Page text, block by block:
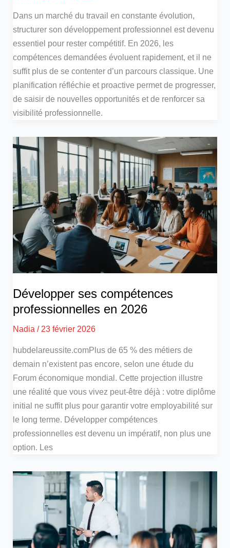
Dans un marché du travail en constante évolution,
structurer son développement professionnel est devenu
essentiel pour rester compétitif. En 2026, les
compétences demandées évoluent rapidement, et il ne
suffit plus de se contenter d’un parcours classique. Une
planification réfléchie et proactive permet de progresser,
de saisir de nouvelles opportunités et de renforcer sa
visibilité professionnelle.
Développer ses compétences
professionnelles en 2026
Nadia/ 23 février 2026
hubdelareussite.comPlus de 65 % des métiers de
demain n’existent pas encore, selon une étude du
Forum économique mondial. Cette projection illustre
une réalité que vous vivez peut-être déjà : votre diplôme
initial ne suffit plus pour garantir votre employabilité sur
le long terme. Développer compétences
professionnelles est devenu un impératif, non plus une
option. Les